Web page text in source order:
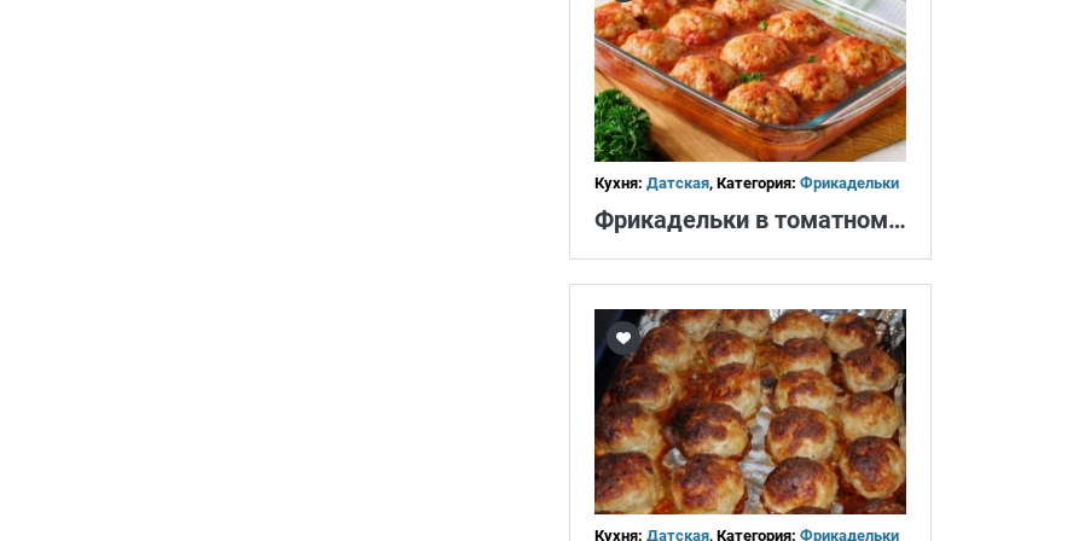
Кухня: Датская, Категория: Фрикадельки
Фрикадельки в томатном соусе
Кухня: Датская, Категория: Фрикадельки